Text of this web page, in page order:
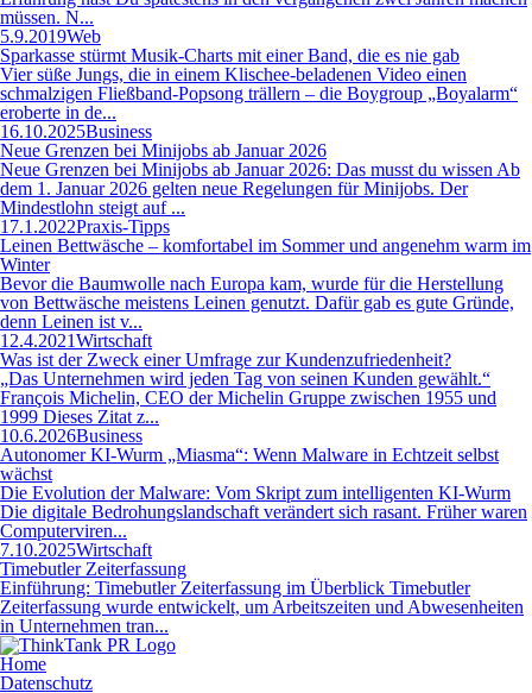
müssen. N...
5.9.2019Web
Sparkasse stürmt Musik-Charts mit einer Band, die es nie gab
Vier süße Jungs, die in einem Klischee-beladenen Video einen
schmalzigen Fließband-Popsong trällern – die Boygroup „Boyalarm“
eroberte in de...
16.10.2025Business
Neue Grenzen bei Minijobs ab Januar 2026
Neue Grenzen bei Minijobs ab Januar 2026: Das musst du wissen Ab
dem 1. Januar 2026 gelten neue Regelungen für Minijobs. Der
Mindestlohn steigt auf ...
17.1.2022Praxis-Tipps
Leinen Bettwäsche – komfortabel im Sommer und angenehm warm im
Winter
Bevor die Baumwolle nach Europa kam, wurde für die Herstellung
von Bettwäsche meistens Leinen genutzt. Dafür gab es gute Gründe,
denn Leinen ist v...
12.4.2021Wirtschaft
Was ist der Zweck einer Umfrage zur Kundenzufriedenheit?
„Das Unternehmen wird jeden Tag von seinen Kunden gewählt.“
François Michelin, CEO der Michelin Gruppe zwischen 1955 und
1999 Dieses Zitat z...
10.6.2026Business
Autonomer KI-Wurm „Miasma“: Wenn Malware in Echtzeit selbst
wächst
Die Evolution der Malware: Vom Skript zum intelligenten KI-Wurm
Die digitale Bedrohungslandschaft verändert sich rasant. Früher waren
Computerviren...
7.10.2025Wirtschaft
Timebutler Zeiterfassung
Einführung: Timebutler Zeiterfassung im Überblick Timebutler
Zeiterfassung wurde entwickelt, um Arbeitszeiten und Abwesenheiten
in Unternehmen tran...
Home
Datenschutz